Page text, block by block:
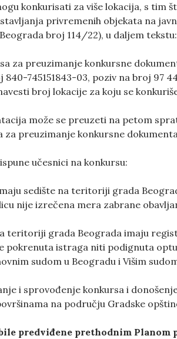
konkurisati za više lokacija, s tim
privremenih objekata na
broj 114/22), u daljem
za preuzimanje konkursne
745151843-03, poziv na broj 97
broj lokacije za koju se
može se preuzeti na petom
za preuzimanje konkursne
učesnici na konkursu:
sedište na teritoriji grada
nije izrečena mera zabrane
teritoriji grada Beograda imaju
pokrenuta istraga niti podignuta
sudom u Beogradu i Višim
i sprovođenje konkursa i
na području Gradske
predviđene prethodnim